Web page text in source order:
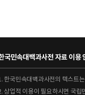
국민속대백과사전 자료 이용
한국민속대백과사전의 텍스트
상업적 이용이 필요하시면 국립